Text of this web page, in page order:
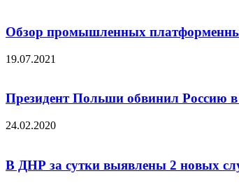
Обзор промышленных
19.07.2021
Президент Польши обвинил Россию
24.02.2020
В ДНР за сутки выявлены 2 новых